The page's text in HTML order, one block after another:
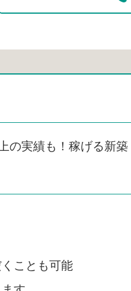
の実績も！稼げる新
ことも可能